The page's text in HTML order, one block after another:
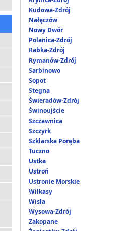
Kudowa-Zdrój
Nałęczów
Nowy Dwór
Polanica-Zdrój
Rabka-Zdrój
Rymanów-Zdrój
Sarbinowo
Sopot
Stegna
Świeradów-Zdrój
Świnoujście
Szczawnica
Szczyrk
Szklarska Poręba
Tuczno
Ustka
Ustroń
Ustronie Morskie
Wilkasy
Wisła
Wysowa-Zdrój
Zakopane